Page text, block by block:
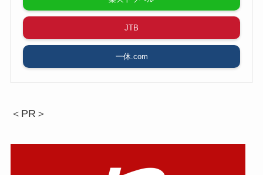
JTB
一休.com
＜PR＞